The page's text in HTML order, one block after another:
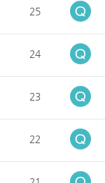
25
24
23
22